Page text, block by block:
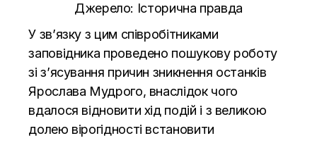
Джерело: Історична правда
У зв’язку з цим співробітниками
заповідника проведено пошукову роботу
зі з’ясування причин зникнення останків
Ярослава Мудрого, внаслідок чого
вдалося відновити хід подій і з великою
долею вірогідності встановити